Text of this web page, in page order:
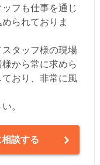
フも仕事を通じ
られておりま
タッフ様の現場
から常に求めら
おり、非常に風
。
談する